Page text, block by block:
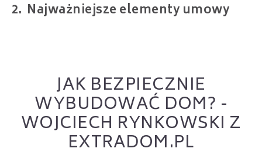
Najważniejsze elementy umowy
JAK BEZPIECZNIE
WYBUDOWAĆ DOM? -
WOJCIECH RYNKOWSKI Z
EXTRADOM.PL